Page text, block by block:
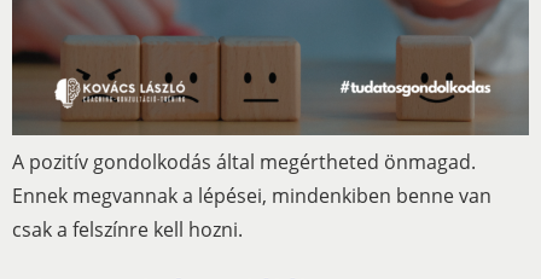
A pozitív gondolkodás által megértheted önmagad.
Ennek megvannak a lépései, mindenkiben benne van
csak a felszínre kell hozni.